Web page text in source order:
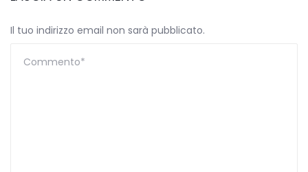
Il tuo indirizzo email non sarà pubblicato.